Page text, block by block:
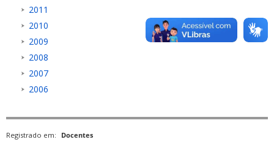
2011
2010
2009
2008
2007
2006
Registrado em: Docentes